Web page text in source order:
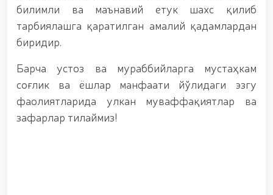
(https://telegra.ph/Fargona-viloyatida-pirotexnika-
buyumlarining-noqonuniy-muomalasiga-chek-
qoyildi-12-15)chek қўйилди / / Миллий гвардия
Ихтисослаштирилган ўқув марказида навбатдаги
тингловчилар учун сертификат топшириш
маросими бўлиб ўтди. // Миллий гвардия
Қорабайир отчилик мажмуасида “Ўзбекистон
отлари” нуфузли кўргазмаси юқори савияда бўлиб
ўтди. // Миллий гвардия Жамоат хавфсизлиги
университетига ўқишга кириш истагини билдирган
билимли ва маънавий етук шахс қилиб
тарбиялашга қаратилган амалий қадамлардан
биридир.
Барча устоз ва мураббийларга мустаҳкам
соғлик ва ёшлар манфаати йўлидаги эзгу
фаолиятларида улкан муваффақиятлар ва
зафарлар тилаймиз!